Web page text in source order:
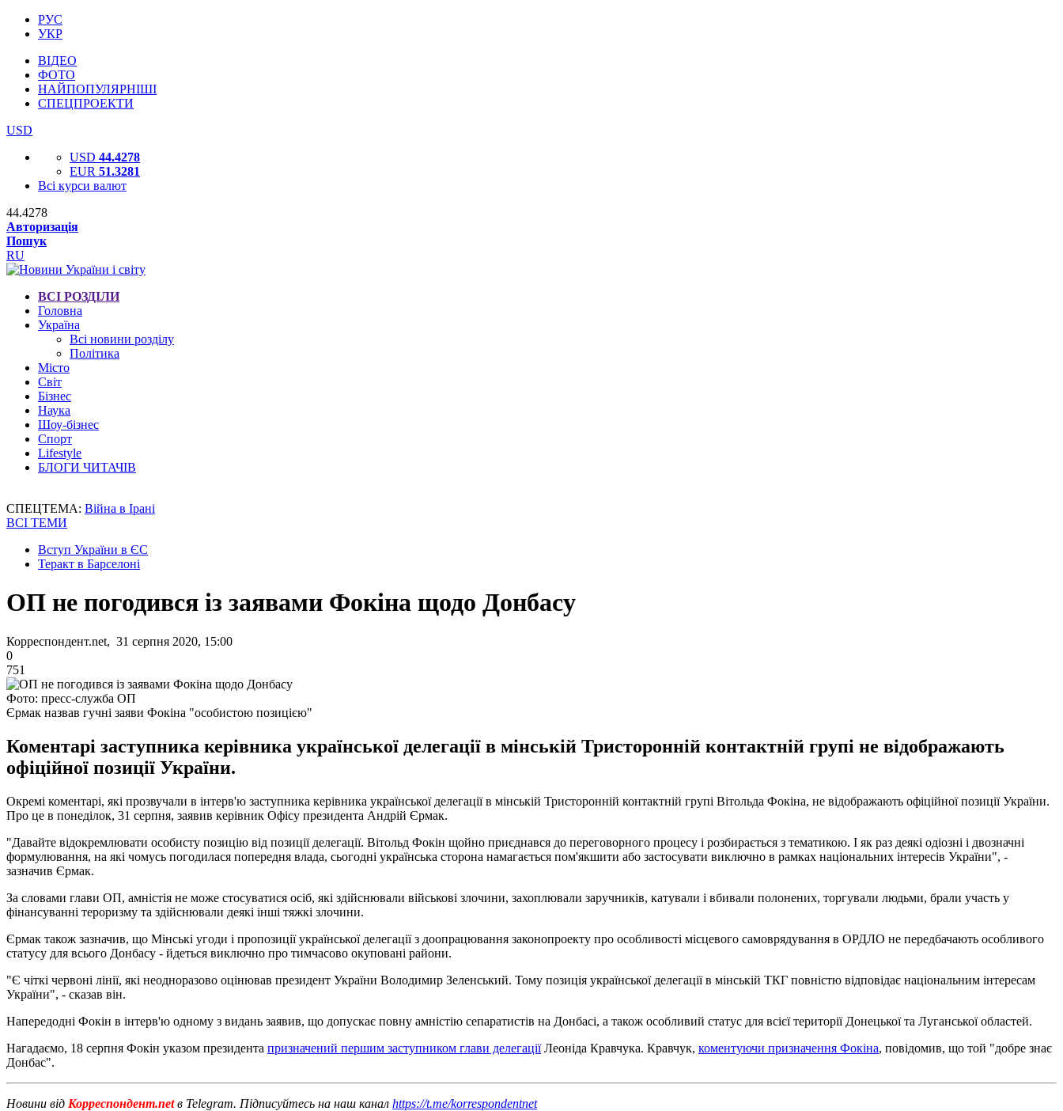
РУС
УКР
ВІДЕО
ФОТО
НАЙПОПУЛЯРНІШІ
СПЕЦПРОЕКТИ
USD
USD 44.4278
EUR 51.3281
Всі курси валют
44.4278
Авторизація
Пошук
RU
ВСІ РОЗДІЛИ
Головна
Україна
Всі новини розділу
Політика
Місто
Світ
Бізнес
Наука
Шоу-бізнес
Спорт
Lifestyle
БЛОГИ ЧИТАЧІВ
СПЕЦТЕМА: Війна в Ірані
ВСІ ТЕМИ
Вступ України в ЄС
Теракт в Барселоні
ОП не погодився із заявами Фокіна щодо Донбасу
Корреспондент.net, 31 серпня 2020, 15:00
0
751
Фото: пресс-служба ОП
Єрмак назвав гучні заяви Фокіна "особистою позицією"
Коментарі заступника керівника української делегації в мінській Тристоронній контактній групі не відображають
офіційної позиції України.
Окремі коментарі, які прозвучали в інтерв'ю заступника керівника української делегації в мінській Тристоронній контактній групі Вітольда Фокіна, не відображають офіційної позиції України.
Про це в понеділок, 31 серпня, заявив керівник Офісу президента Андрій Єрмак.
"Давайте відокремлювати особисту позицію від позиції делегації. Вітольд Фокін щойно приєднався до переговорного процесу і розбирається з тематикою. І як раз деякі одіозні і двозначні
формулювання, на які чомусь погодилася попередня влада, сьогодні українська сторона намагається пом'якшити або застосувати виключно в рамках національних інтересів України", -
зазначив Єрмак.
За словами глави ОП, амністія не може стосуватися осіб, які здійснювали військові злочини, захоплювали заручників, катували і вбивали полонених, торгували людьми, брали участь у
фінансуванні тероризму та здійснювали деякі інші тяжкі злочини.
Єрмак також зазначив, що Мінські угоди і пропозиції української делегації з доопрацювання законопроекту про особливості місцевого самоврядування в ОРДЛО не передбачають особливого
статусу для всього Донбасу - йдеться виключно про тимчасово окуповані райони.
"Є чіткі червоні лінії, які неодноразово оцінював президент України Володимир Зеленський. Тому позиція української делегації в мінській ТКГ повністю відповідає національним інтересам
України", - сказав він.
Напередодні Фокін в інтерв'ю одному з видань заявив, що допускає повну амністію сепаратистів на Донбасі, а також особливий статус для всієї території Донецької та Луганської областей.
Нагадаємо, 18 серпня Фокін указом президента призначений першим заступником глави делегаціїЛеоніда Кравчука. Кравчук, коментуючи призначення Фокіна, повідомив, що той "добре знає
Донбас".
Новини від Корреспондент.netв Telegram. Підписуйтесь на наш канал https://t.me/korrespondentnet